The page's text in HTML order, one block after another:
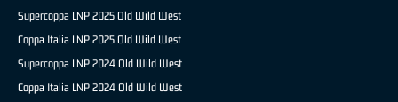
Supercoppa LNP 2025 Old Wild West
Coppa Italia LNP 2025 Old Wild West
Supercoppa LNP 2024 Old Wild West
Coppa Italia LNP 2024 Old Wild West